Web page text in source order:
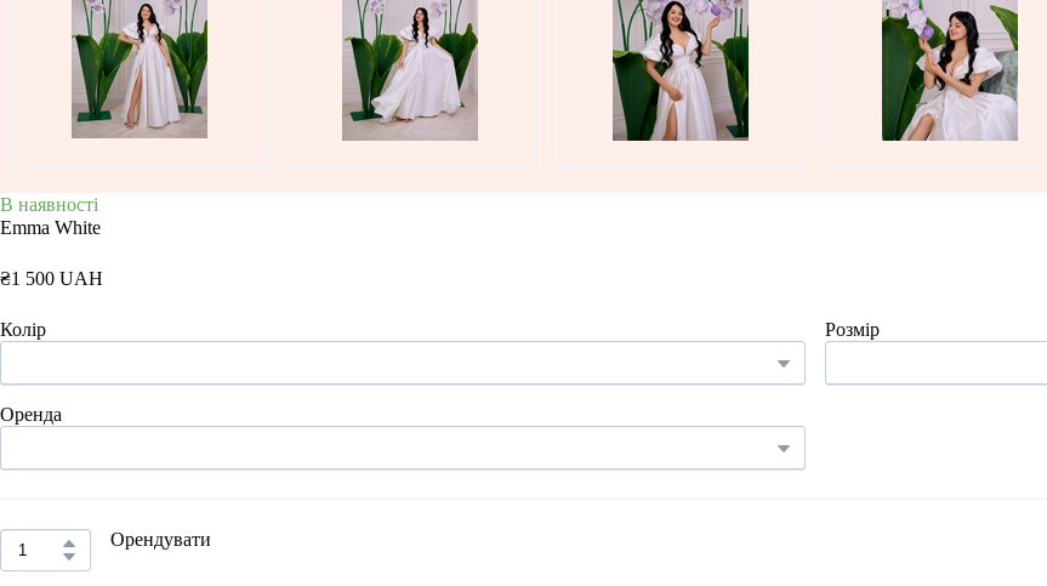
В наявності
Emma White
₴1 500 UAH
Колір Розмір
Оренда
Орендувати